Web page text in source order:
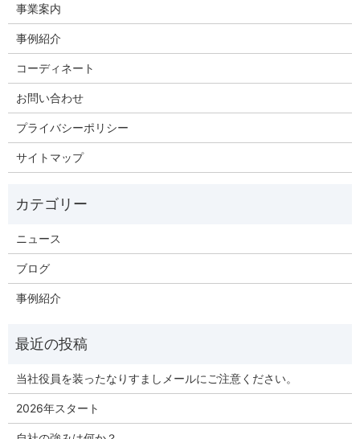
事業案内
事例紹介
コーディネート
お問い合わせ
プライバシーポリシー
サイトマップ
ニュース
ブログ
事例紹介
当社役員を装ったなりすましメールにご注意ください。
2026年スタート